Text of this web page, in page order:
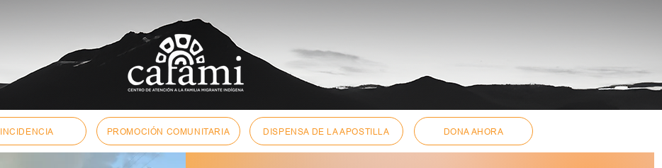
INCIDENCIA PROMOCIÓN COMUNITARIA DISPENSA DE LA APOSTILLA DONA AHORA